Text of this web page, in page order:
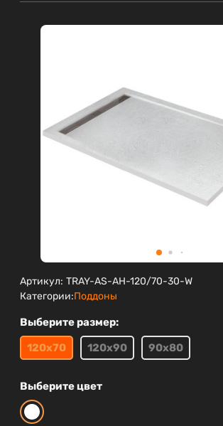
Артикул: TRAY-AS-AH-120/70-30-W
Категории:Поддоны
Выберите размер:
120х70
120х90 90х80
Выберите цвет